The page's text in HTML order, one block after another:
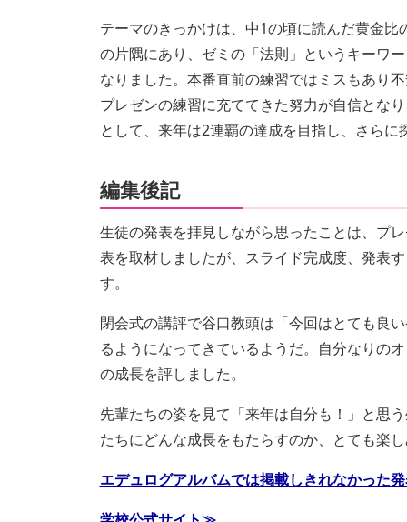
テーマのきっかけは、中1の頃に読んだ黄金比
の片隅にあり、ゼミの「法則」というキーワ
なりました。本番直前の練習ではミスもあり
プレゼンの練習に充ててきた努力が自信とな
として、来年は2連覇の達成を目指し、さら
編集後記
生徒の発表を拝見しながら思ったことは、プ
表を取材しましたが、スライド完成度、発表
す。
閉会式の講評で谷口教頭は「今回はとても良
るようになってきているようだ。自分なりの
の成長を評しました。
先輩たちの姿を見て「来年は自分も！」と思
たちにどんな成長をもたらすのか、とても楽
エデュログアルバムでは掲載しきれなかった